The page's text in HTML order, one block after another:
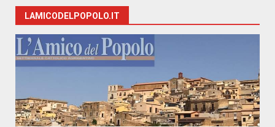
LAMICODELPOPOLO.IT